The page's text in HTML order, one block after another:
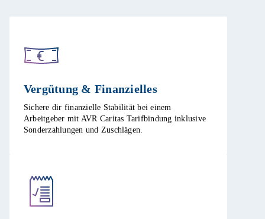
Vergütung & Finanzielles​
Sichere dir finanzielle Stabilität bei einem
Arbeitgeber mit AVR Caritas Tarifbindung inklusive
Sonderzahlungen und Zuschlägen.​